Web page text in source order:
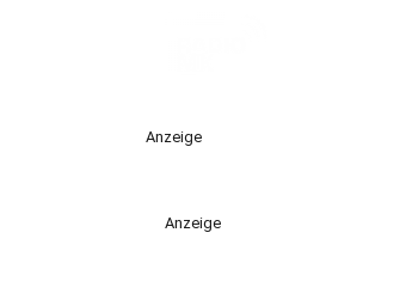
Anzeige
Anzeige